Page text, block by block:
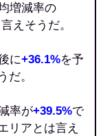
増減率の
えそうだ。
に+36.1%を予
だ。
率が+39.5%で
リアとは言え